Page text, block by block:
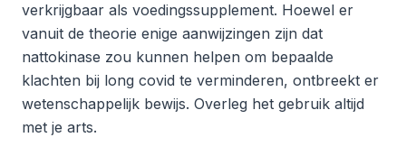
verkrijgbaar als voedingssupplement. Hoewel er
vanuit de theorie enige aanwijzingen zijn dat
nattokinase zou kunnen helpen om bepaalde
klachten bij long covid te verminderen, ontbreekt er
wetenschappelijk bewijs. Overleg het gebruik altijd
met je arts.